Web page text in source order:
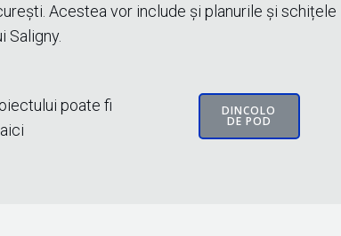
Acestea vor include și planurile și schițele
Saligny.
poate fi
DINCOLO
DE POD